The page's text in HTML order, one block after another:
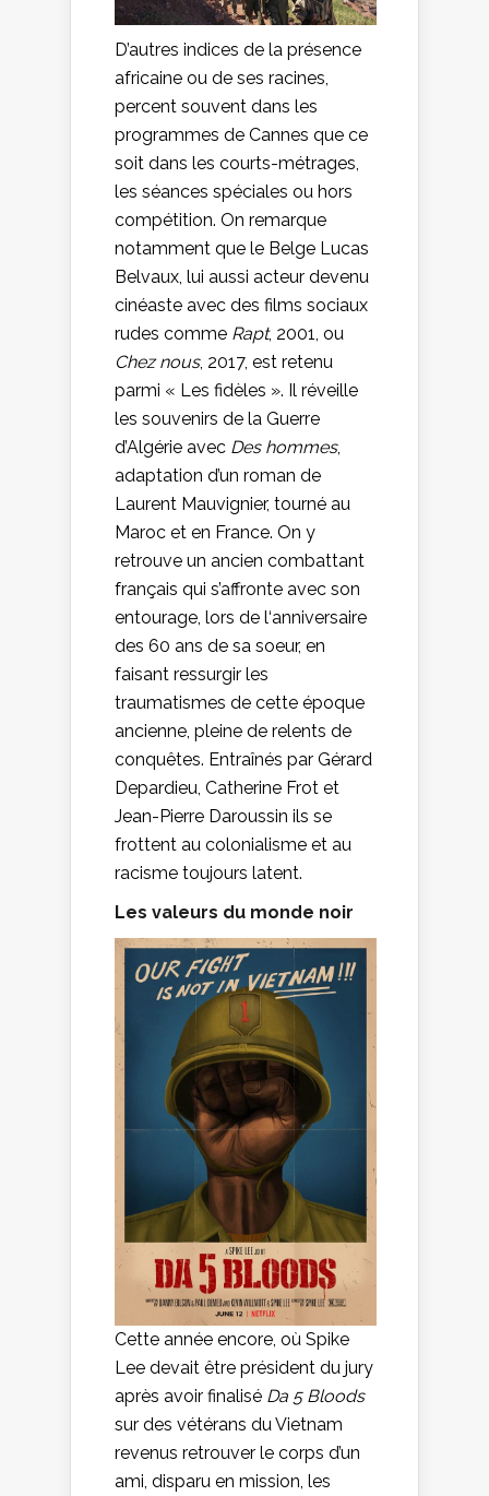
D’autres indices de la présence
africaine ou de ses racines,
percent souvent dans les
programmes de Cannes que ce
soit dans les courts-métrages,
les séances spéciales ou hors
compétition. On remarque
notamment que le Belge Lucas
Belvaux, lui aussi acteur devenu
cinéaste avec des films sociaux
rudes comme Rapt, 2001, ou
Chez nous, 2017, est retenu
parmi « Les fidèles ». Il réveille
les souvenirs de la Guerre
d’Algérie avec Des hommes,
adaptation d’un roman de
Laurent Mauvignier, tourné au
Maroc et en France. On y
retrouve un ancien combattant
français qui s’affronte avec son
entourage, lors de l‘anniversaire
des 60 ans de sa soeur, en
faisant ressurgir les
traumatismes de cette époque
ancienne, pleine de relents de
conquêtes. Entraînés par Gérard
Depardieu, Catherine Frot et
Jean-Pierre Daroussin ils se
frottent au colonialisme et au
racisme toujours latent.
Les valeurs du monde noir
Cette année encore, où Spike
Lee devait être président du jury
après avoir finalisé Da 5 Bloods
sur des vétérans du Vietnam
revenus retrouver le corps d’un
ami, disparu en mission, les